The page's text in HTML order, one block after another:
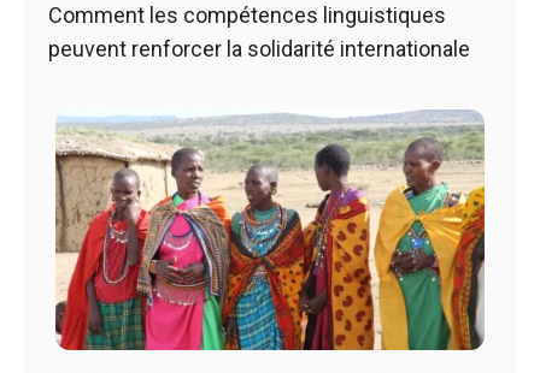
Comment les compétences linguistiques
peuvent renforcer la solidarité internationale